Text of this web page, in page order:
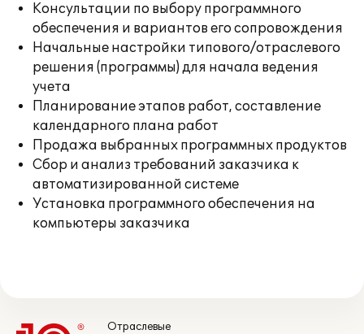
Консультации по выбору программного
обеспечения и вариантов его сопровождения
Начальные настройки типового/отраслевого
решения (программы) для начала ведения
учета
Планирование этапов работ, составление
календарного плана работ
Продажа выбранных программных продуктов
Сбор и анализ требований заказчика к
автоматизированной системе
Установка программного обеспечения на
компьютеры заказчика
Отраслевые